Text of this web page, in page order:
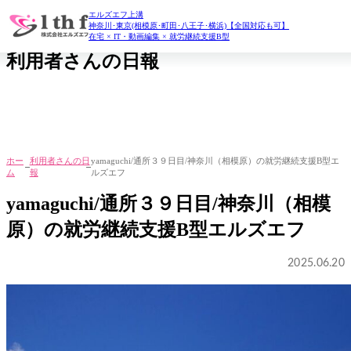
エルズエフ上溝
神奈川･東京(相模原･町田･八王子･横浜)【全国対応も可】
在宅 × IT・動画編集 × 就労継続支援B型
daily report
利用者さんの日報
ホー
ム
利用者さんの日
報
yamaguchi/通所３９日目/神奈川（相模原）の就労継続支援B型エ
ルズエフ
yamaguchi/通所３９日目/神奈川（相模
原）の就労継続支援B型エルズエフ
2025.06.20